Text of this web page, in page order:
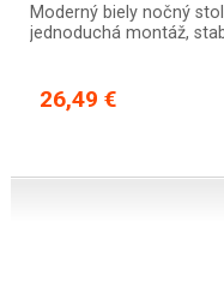
Moderný biely nočný
jednoduchá montáž,
26,49 €